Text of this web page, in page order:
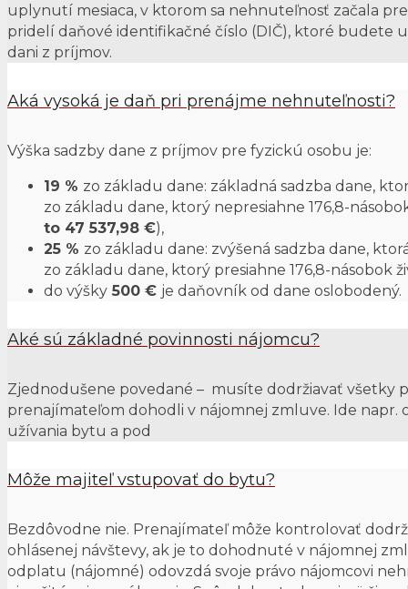
uplynutí mesiaca, v ktorom sa nehnuteľnosť začala
pridelí daňové identifikačné číslo (DIČ), ktoré budete
dani z príjmov.
Aká vysoká je daň pri prenájme nehnuteľnosti?
Výška sadzby dane z príjmov pre fyzickú osobu je:
19 % zo základu dane: základná sadzba dane,
zo základu dane, ktorý nepresiahne 176,8-
to 47 537,98 €),
25 % zo základu dane: zvýšená sadzba dane,
zo základu dane, ktorý presiahne 176,8-násobok
do výšky 500 € je daňovník od dane oslobodený.
Aké sú základné povinnosti nájomcu?
Zjednodušene povedané – musíte dodržiavať všetky
prenajímateľom dohodli v nájomnej zmluve. Ide
užívania bytu a pod
Môže majiteľ vstupovať do bytu?
Bezdôvodne nie. Prenajímateľ môže kontrolovať
ohlásenej návštevy, ak je to dohodnuté v nájomnej
odplatu (nájomné) odovzdá svoje právo nájomcovi